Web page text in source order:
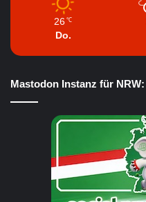
26 ℃
Do.
Mastodon Instanz für NRW: